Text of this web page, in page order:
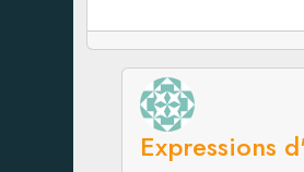
Expressions